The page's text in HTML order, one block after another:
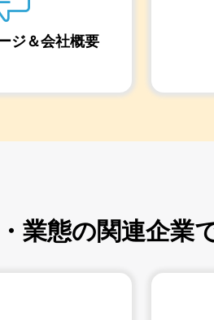
ジ＆会社概要
業態の関連企業